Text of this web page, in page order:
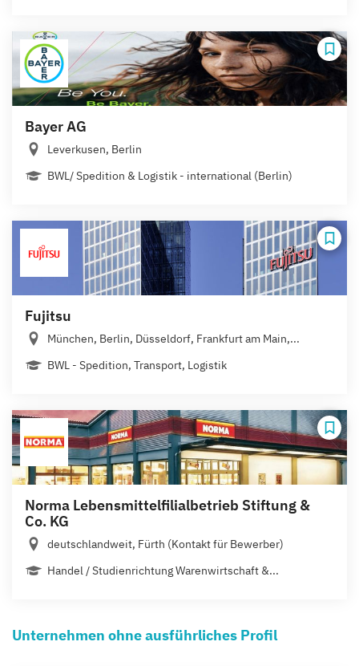
Bayer AG
Leverkusen, Berlin
BWL/ Spedition & Logistik - international (Berlin)
Fujitsu
München, Berlin, Düsseldorf, Frankfurt am Main,...
BWL - Spedition, Transport, Logistik
Norma Lebensmittelfilialbetrieb Stiftung &
Co. KG
deutschlandweit, Fürth (Kontakt für Bewerber)
Handel / Studienrichtung Warenwirtschaft &...
Unternehmen ohne ausführliches Profil